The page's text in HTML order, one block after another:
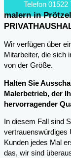
Telefon 01522
malern in
Wir verfügen über
Mitarbeiter, die sich
von der Größe.
Halten Sie
Malerbetrieb, der
hervorragender
In diesem Fall sind
vertrauenswürdiges
Kunden jedes Mal
das, wir sind